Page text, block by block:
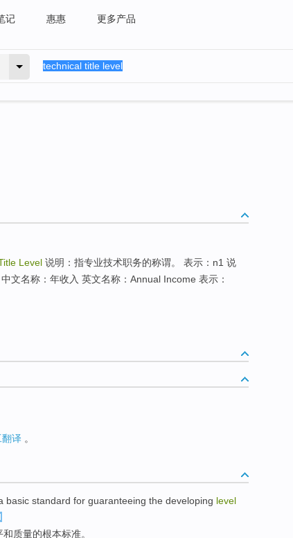
记 惠惠 更多产品
Level 说明：指专业技术职务的称谓。 表示：n1 说
文名称：年收入 英文名称：Annual Income 表示：
翻译 。
basic standard for guaranteeing the developing level
和质量的根本标准。